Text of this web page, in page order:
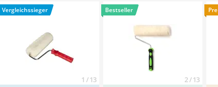
Winterharte Palmen
Gasdurchlauferhitzer
seinen Eigenschaften.
Vergleichssieger
1 / 13
Bestseller
2 / 13